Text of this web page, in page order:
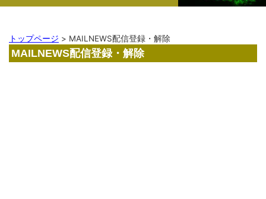
トップページ > MAILNEWS配信登録・解除
MAILNEWS配信登録・解除